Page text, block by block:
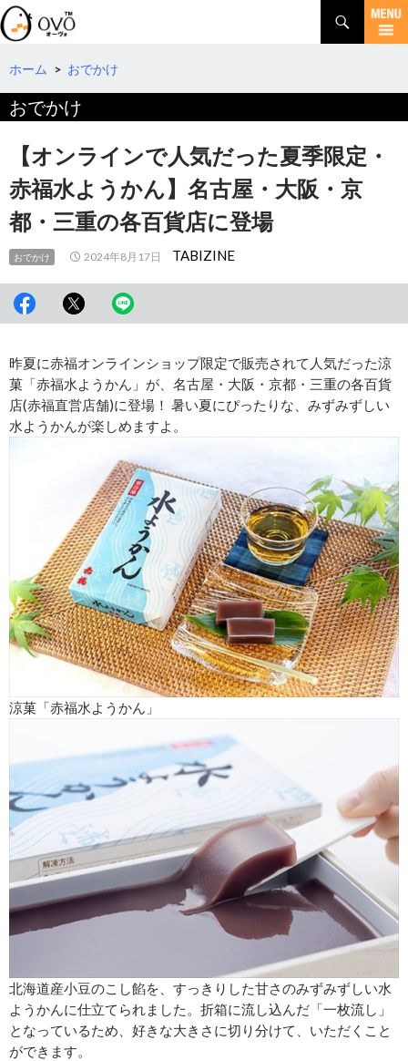
検
索
コ
テ
ツ
へ
ホーム > おでかけ
おでかけ
【オンラインで人気だった夏季限定・
赤福水ようかん】名古屋・大阪・京
都・三重の各百貨店に登場
おでかけ 2024年8月17日 TABIZINE
昨夏に赤福オンラインショップ限定で販売されて人気だった涼
菓「赤福水ようかん」が、名古屋・大阪・京都・三重の各百貨
店(赤福直営店舗)に登場！ 暑い夏にぴったりな、みずみずしい
水ようかんが楽しめますよ。
涼菓「赤福水ようかん」
北海道産小豆のこし餡を、すっきりした甘さのみずみずしい水
ようかんに仕立てられました。折箱に流し込んだ「一枚流し」
となっているため、好きな大きさに切り分けて、いただくこと
ができます。